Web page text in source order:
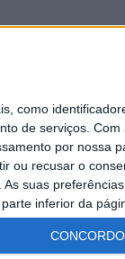
como
de serviços. Com
por nossa
ou recusar o
suas
inferior da
CONCORDO